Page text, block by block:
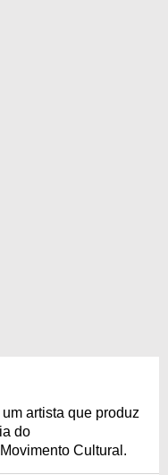
artista que produz
do
Cultural.